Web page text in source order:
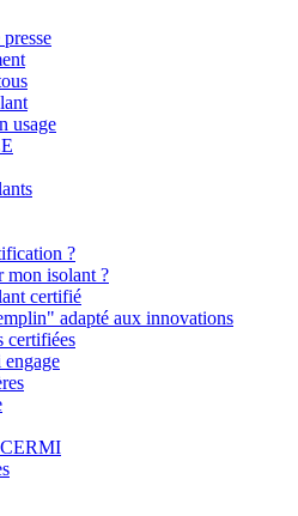
usage
?
mon isolant ?
certifié
adapté aux innovations
certifiées